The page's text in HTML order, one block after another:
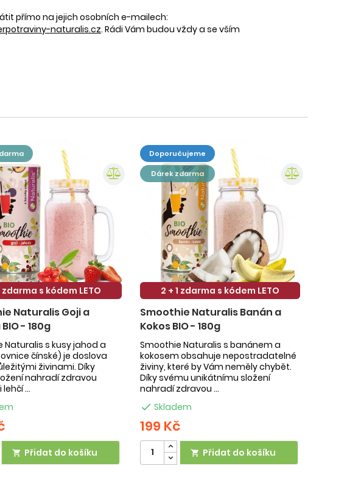
přímo na jejich osobních e-mailech:
naturalis.cz. Rádi Vám budou vždy a se vším
zdarma s kódem LETO
Naturalis Goji a
- 180g
Naturalis s kusy jahod a
čínské) je doslova
živinami. Díky
nahradí zdravou
...
 Přidat do košíku
doporučujeme
dárek zdarma
2 + 1 zdarma s kódem LETO
Smoothie Naturalis Banán a
Kokos BIO - 180g
Smoothie Naturalis s banánem a
kokosem obsahuje nepostradatelné
živiny, které by Vám neměly chybět.
Díky svému unikátnímu složení
nahradí zdravou ...
 Skladem
199 Kč
 Přidat do košíku